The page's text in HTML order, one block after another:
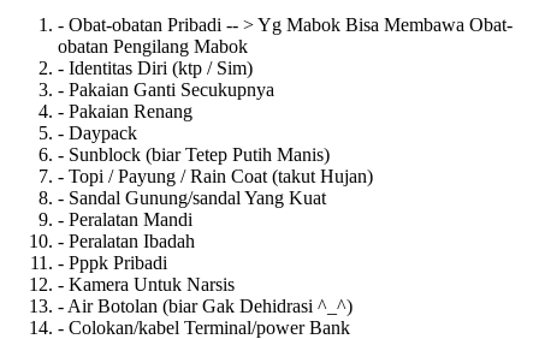
- Obat-obatan Pribadi -- > Yg Mabok Bisa Membawa Obat-
obatan Pengilang Mabok
- Identitas Diri (ktp / Sim)
- Pakaian Ganti Secukupnya
- Pakaian Renang
- Daypack
- Sunblock (biar Tetep Putih Manis)
- Topi / Payung / Rain Coat (takut Hujan)
- Sandal Gunung/sandal Yang Kuat
- Peralatan Mandi
- Peralatan Ibadah
- Pppk Pribadi
- Kamera Untuk Narsis
- Air Botolan (biar Gak Dehidrasi ^_^)
- Colokan/kabel Terminal/power Bank